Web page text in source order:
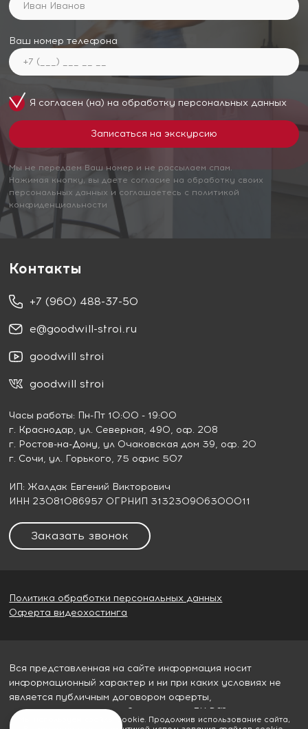
Ваш номер телефона
Я согласен (на) на обработку персональных данных
Мы не передаем Ваш номер и не рассылаем спам.
Нажимая кнопку, вы даете согласие на обработку своих
персональных данных и соглашаетесь с политикой
конфиденциальности
Контакты
+7 (960) 488-37-50
e@goodwill-stroi.ru
goodwill stroi
goodwill stroi
Часы работы: Пн-Пт 10:00 - 19:00
г. Краснодар, ул. Северная, 490, оф. 208
г. Ростов-на-Дону, ул Очаковская дом 39, оф. 20
г. Сочи, ул. Горького, 75 офис 507
ИП: Жалдак Евгений Викторович
ИНН 23081086957 ОГРНИП 313230906300011
Заказать звонок
Политика обработки персональных данных
Оферта видеохостинга
Вся представленная на сайте информация носит
информационный характер и ни при каких условиях не
является публичным договором оферты,
определяемым пунктом 2 статьи 437 ГК РФ
Мы используем файлы cookie. Продолжив использование сайта,